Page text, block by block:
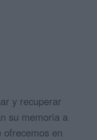
y recuperar
su memoria a
en